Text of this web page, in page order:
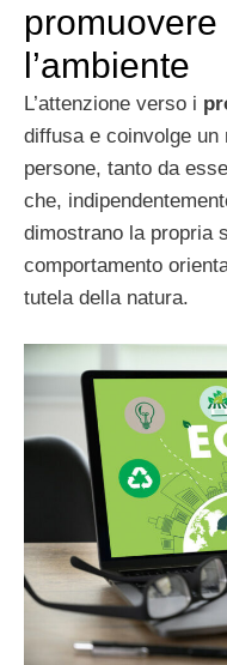
l’ambiente
L’attenzione verso i
diffusa e coinvolge un
persone, tanto da
che,
dimostrano la propria
comportamento
tutela della natura.